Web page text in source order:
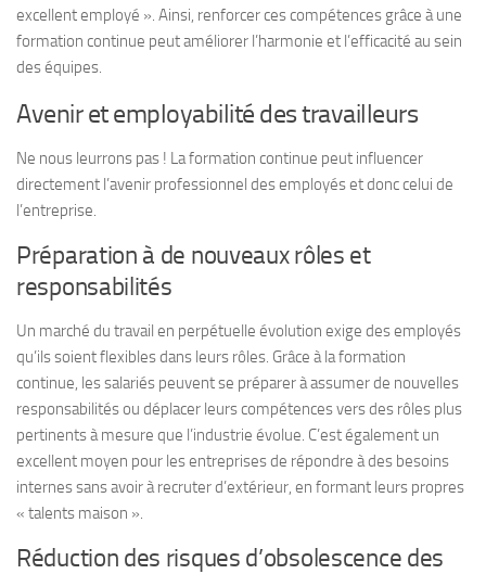
excellent employé ». Ainsi, renforcer ces compétences grâce à une
formation continue peut améliorer l’harmonie et l’efficacité au sein
des équipes.
Avenir et employabilité des travailleurs
Ne nous leurrons pas ! La formation continue peut influencer
directement l’avenir professionnel des employés et donc celui de
l’entreprise.
Préparation à de nouveaux rôles et
responsabilités
Un marché du travail en perpétuelle évolution exige des employés
qu’ils soient flexibles dans leurs rôles. Grâce à la formation
continue, les salariés peuvent se préparer à assumer de nouvelles
responsabilités ou déplacer leurs compétences vers des rôles plus
pertinents à mesure que l’industrie évolue. C’est également un
excellent moyen pour les entreprises de répondre à des besoins
internes sans avoir à recruter d’extérieur, en formant leurs propres
« talents maison ».
Réduction des risques d’obsolescence des